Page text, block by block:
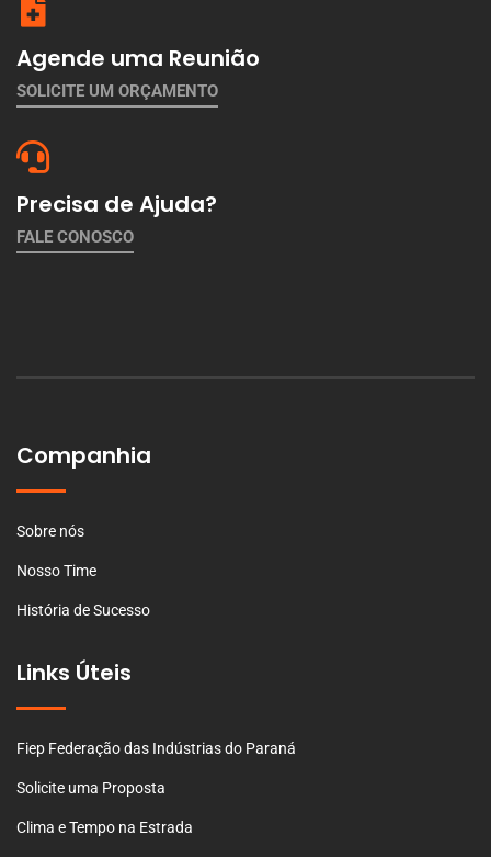
Agende uma Reunião
SOLICITE UM ORÇAMENTO
Precisa de Ajuda?
FALE CONOSCO
Companhia
Sobre nós
Nosso Time
História de Sucesso
Links Úteis
Fiep Federação das Indústrias do Paraná
Solicite uma Proposta
Clima e Tempo na Estrada